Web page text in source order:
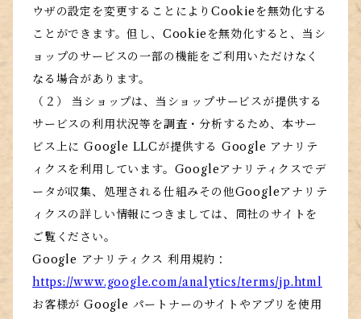
ウザの設定を変更することによりCookieを無効化する
ことができます。但し、Cookieを無効化すると、当シ
ョップのサービスの一部の機能をご利用いただけなく
なる場合があります。
（２） 当ショップは、当ショップサービスが提供する
サービスの利用状況等を調査・分析するため、本サー
ビス上に Google LLCが提供する Google アナリテ
ィクスを利用しています。Googleアナリティクスでデ
ータが収集、処理される仕組みその他Googleアナリテ
ィクスの詳しい情報につきましては、同社のサイトを
ご覧ください。
Google アナリティクス 利用規約：
https://www.google.com/analytics/terms/jp.html
お客様が Google パートナーのサイトやアプリを使用